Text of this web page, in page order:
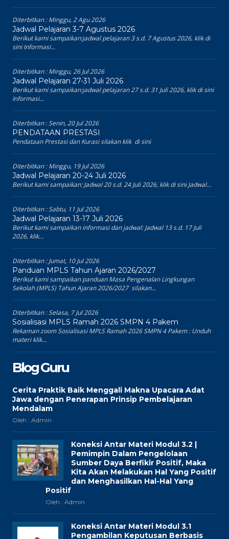
Diterbitkan :Minggu, 2 Agu 2026
Jadwal Pelajaran 3-7 Agustus 2026
Berikut kami sampaikan:jadwal pelajaran 3 s.d. 7 Agustus 2026, klik di
sini Informasi...
Diterbitkan :Minggu, 26 Jul 2026
Jadwal Pelajaran 27-31 Juli 2026
Berikut kami sampaikan:jadwal pelajaran 27 s.d. 31 Juli 2026, klik di sini
Informasi...
Diterbitkan :Senin, 20 Jul 2026
PENDATAAN PRESTASI
Pendataan Prestasi dan Kurasi silakan klik di sini
Diterbitkan :Minggu, 19 Jul 2026
Jadwal Pelajaran 20-24 Juli 2026
Berikut kami sampaikan: Jadwal 20 s.d. 24 Juli 2026, klik di sini Jadwal...
Diterbitkan :Sabtu, 11 Jul 2026
Jadwal Pelajaran 13-17 Juli 2026
Berikut kami sampaikan informasi dan jadwal: Jadwal 13 s.d. 17 Juli
2026, klik...
Diterbitkan :Jumat, 10 Jul 2026
Panduan MPLS Tahun Ajaran 2026/2027
Berikut kami sampaikan panduan Masa Pengenalan Lingkungan
Sekolah (MPLS) Tahun Ajaran 2026/2027 silakan...
Diterbitkan :Selasa, 7 Jul 2026
Sosialisasi MPLS Ramah 2026 SMPN 4 Pakem
Rekaman zoom Sosialisasi MPLS Ramah 2026 SMPN 4 Pakem : Unduh
materi klik...
Blog Guru
Cerita Praktik Baik Menggali Makna Upacara Adat
Jawa dengan Penerapan Prinsip Pembelajaran
Mendalam
Oleh : Admin
Koneksi Antar Materi Modul 3.2 |
Pemimpin Dalam Pengelolaan
Sumber Daya Berfikir Positif, Maka
Kita Akan Melakukan Hal Yang Positif
dan Menghasilkan Hal-Hal Yang
Positif
Oleh : Admin
Koneksi Antar Materi Modul 3.1
Pengambilan Keputusan Berbasis